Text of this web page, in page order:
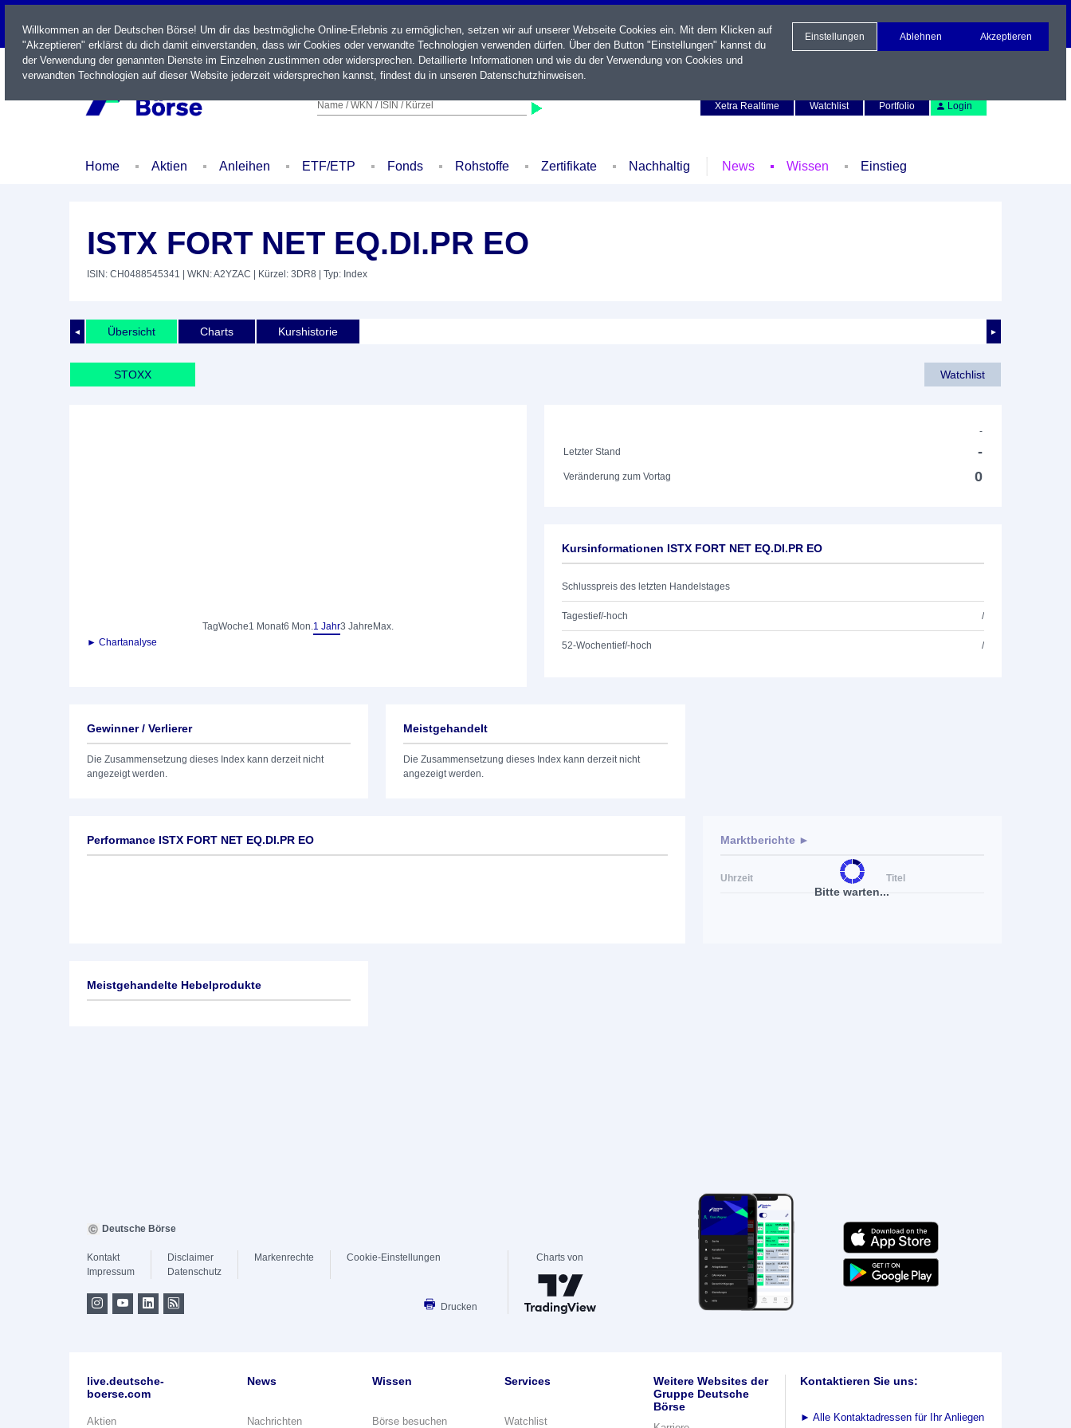
LIVE
Name / WKN / ISIN / Kürzel
Xetra Realtime
Watchlist Portfolio Login
Home Aktien Anleihen ETF/ETP Fonds Rohstoffe Zertifikate Nachhaltig News Wissen Einstieg
ISTX FORT NET EQ.DI.PR EO
ISIN: CH0488545341 | WKN: A2YZAC | Kürzel: 3DR8 | Typ: Index
◄ ►
Übersicht Charts Kurshistorie
STOXX Watchlist
TagWoche1 Monat6 Mon.1 Jahr3 Jahre Max.
► Chartanalyse
-
Letzter Stand
-
Veränderung zum Vortag 0
Kursinformationen ISTX FORT NET EQ.DI.PR EO
Schlusspreis des letzten Handelstages
Tagestief/-hoch /
52-Wochentief/-hoch /
Gewinner / Verlierer
Die Zusammensetzung dieses Index kann derzeit nicht
angezeigt werden.
Meistgehandelt
Die Zusammensetzung dieses Index kann derzeit nicht
angezeigt werden.
Performance ISTX FORT NET EQ.DI.PR EO
Bitte warten...
Marktberichte ►
Uhrzeit Titel
Meistgehandelte Hebelprodukte
Willkommen an der Deutschen Börse! Um dir das bestmögliche Online-Erlebnis zu ermöglichen, setzen wir auf unserer Webseite Cookies ein. Mit dem Klicken auf
"Akzeptieren" erklärst du dich damit einverstanden, dass wir Cookies oder verwandte Technologien verwenden dürfen. Über den Button "Einstellungen" kannst du
der Verwendung der genannten Dienste im Einzelnen zustimmen oder widersprechen. Detaillierte Informationen und wie du der Verwendung von Cookies und
verwandten Technologien auf dieser Website jederzeit widersprechen kannst, findest du in unseren Datenschutzhinweisen.
Einstellungen Ablehnen Akzeptieren
Deutsche Börse
Kontakt
Impressum
Disclaimer
Datenschutz
Markenrechte Cookie-Einstellungen
Drucken
Charts von
live.deutsche-
boerse.com
Aktien
News
Nachrichten
Wissen
Börse besuchen
Services
Watchlist
Weitere Websites der
Gruppe Deutsche
Börse
Kontaktieren Sie uns:
► Alle Kontaktadressen für Ihr Anliegen